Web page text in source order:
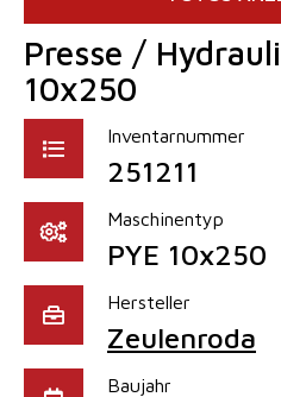
Presse /
10x250
Inventarnummer
251211
Maschinentyp
PYE 10x250
Hersteller
Zeulenroda
Baujahr